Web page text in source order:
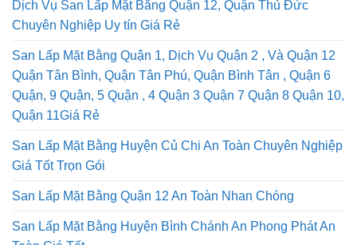
Đập Phá Nhà Cũ Ở Quận Gò Vấp Tại Sài Gòn An Phong
Phát Chất Lượng
Dịch Vụ San Lấp Mặt Bằng Quận 12, Quận Thủ Đức
Chuyên Nghiệp Uy tín Giá Rẻ
San Lấp Mặt Bằng Quận 1, Dịch Vụ Quận 2 , Và Quận 12
Quận, 9 Quận, 5 Quận , 4 Quận 3 Quận 7 Quận 8 Quận 10,
Quận 11Giá Rẻ
San Lấp Mặt Bằng Huyện Củ Chi An Toàn Chuyên Nghiệp
Giá Tốt Trọn Gói